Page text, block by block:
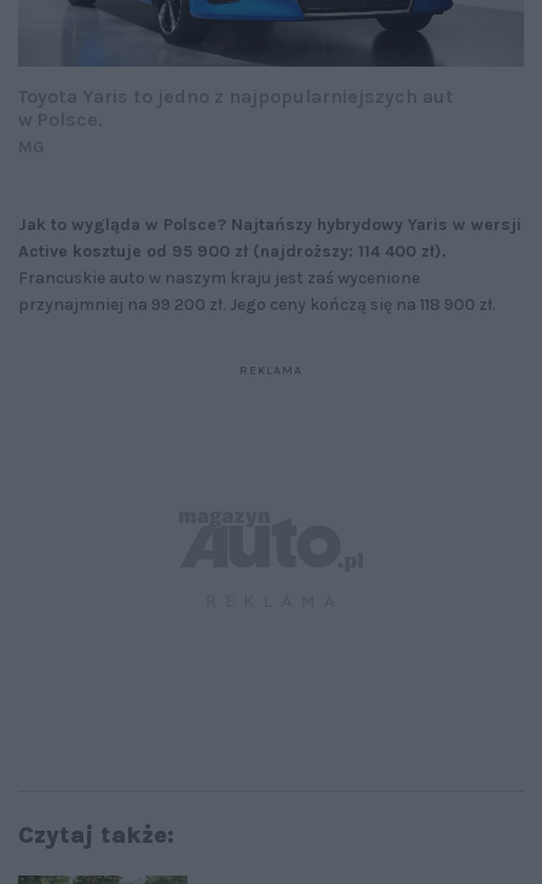
Jak to wygląda w Polsce? Najtańszy hybrydowy Yaris w wersji
Active kosztuje od 95 900 zł (najdroższy: 114 400 zł).
Francuskie auto w naszym kraju jest zaś wycenione
przynajmniej na 99 200 zł. Jego ceny kończą się na 118 900 zł.
Czytaj także: